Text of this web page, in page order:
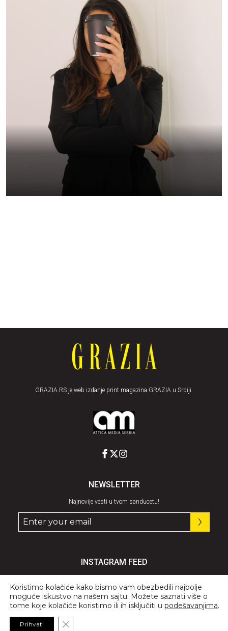
GRAZIA.RS je web izdanje print magazina GRAZIA u Srbiji.
NEWSLETTER
Najnovije vesti u tvom sanducetu!
INSTAGRAM FEED
Koristimo kolačiće kako bismo vam obezbedili najbolje
moguće iskustvo na našem sajtu. Možete saznati više o
tome koje kolačiće koristimo ili ih isključiti u podešavanjima.
Prihvati Close GDPR Cookie Banner